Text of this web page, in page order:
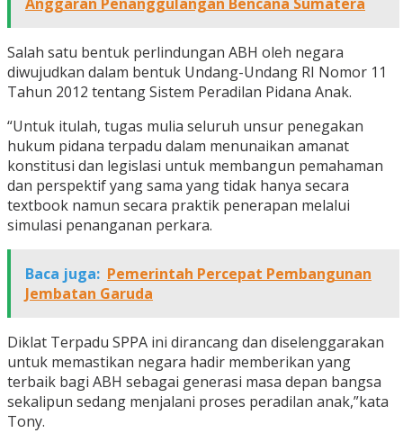
Salah satu bentuk perlindungan ABH oleh negara
diwujudkan dalam bentuk Undang-Undang RI Nomor 11
Tahun 2012 tentang Sistem Peradilan Pidana Anak.
“Untuk itulah, tugas mulia seluruh unsur penegakan
hukum pidana terpadu dalam menunaikan amanat
konstitusi dan legislasi untuk membangun pemahaman
dan perspektif yang sama yang tidak hanya secara
textbook namun secara praktik penerapan melalui
simulasi penanganan perkara.
Baca juga: Pemerintah Percepat Pembangunan
Jembatan Garuda
Diklat Terpadu SPPA ini dirancang dan diselenggarakan
untuk memastikan negara hadir memberikan yang
terbaik bagi ABH sebagai generasi masa depan bangsa
sekalipun sedang menjalani proses peradilan anak,”kata
Tony.